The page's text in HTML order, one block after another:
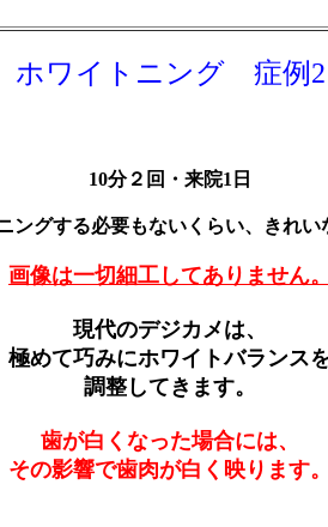
ホワイトニング 症例2
10分２回・来院1日
ングする必要もないくらい、きれ
画像は一切細工してありません
現代のデジカメは、
極めて巧みにホワイトバランス
調整してきます。
歯が白くなった場合には、
その影響で歯肉が白く映ります